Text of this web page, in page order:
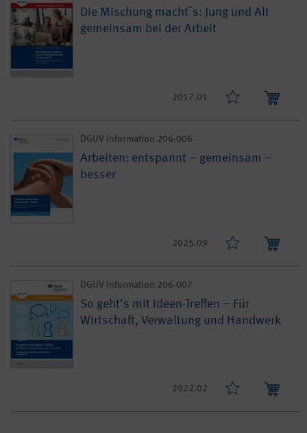
Die Mischung macht`s: Jung und Alt
gemeinsam bei der Arbeit
2017.01
DGUV Information 206-006
Arbeiten: entspannt – gemeinsam –
besser
2025.09
DGUV Information 206-007
So geht’s mit Ideen-Treffen – Für
Wirtschaft, Verwaltung und Handwerk
2022.02